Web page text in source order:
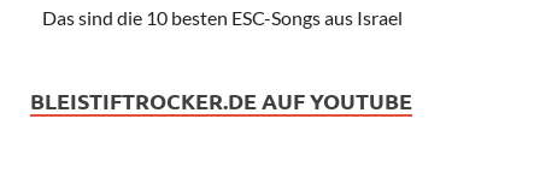
Das sind die 10 besten ESC-Songs aus Israel
BLEISTIFTROCKER.DE AUF YOUTUBE